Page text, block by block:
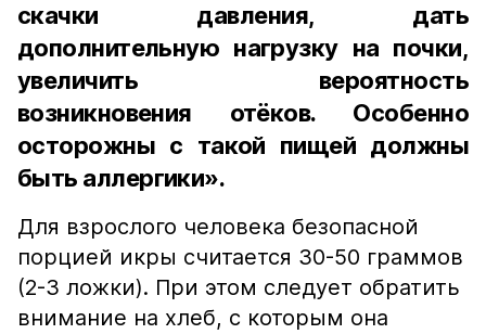
скачки давления, дать
дополнительную нагрузку на почки,
увеличить вероятность
возникновения отёков. Особенно
осторожны с такой пищей должны
быть аллергики».
Для взрослого человека безопасной
порцией икры считается 30-50 граммов
(2-3 ложки). При этом следует обратить
внимание на хлеб, с которым она